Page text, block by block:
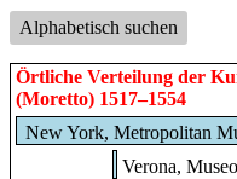
Alphabetisch suchen
Örtliche Verteilung der
(Moretto) 1517–1554
New York, Metropolitan
Verona,